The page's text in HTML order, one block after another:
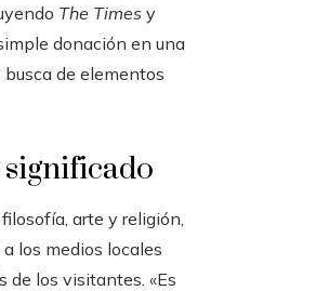
The Times y
donación en una
de elementos
arte y religión,
los medios locales
de los visitantes. «Es